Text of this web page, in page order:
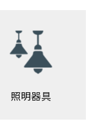
照明器具